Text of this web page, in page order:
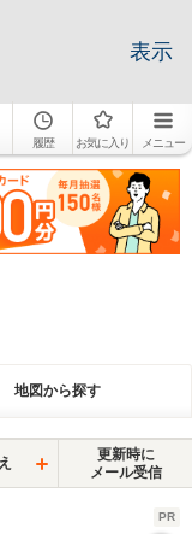
表示
履歴 お気に入り メニュー
地図から探す
更新時に
メール受信
PR